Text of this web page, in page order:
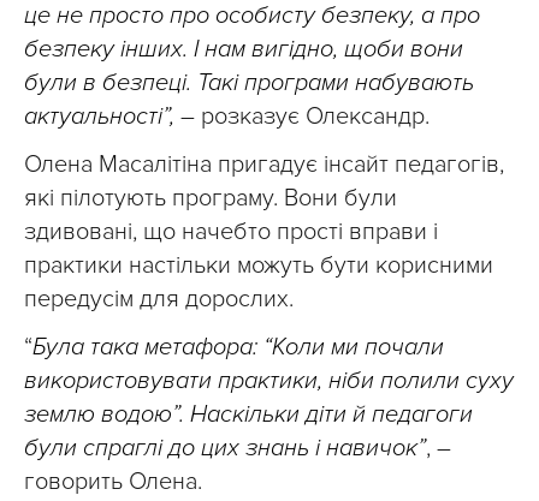
це не просто про особисту безпеку, а про
безпеку інших. І нам вигідно, щоби вони
були в безпеці. Такі програми набувають
актуальності”, – розказує Олександр.
Олена Масалітіна пригадує інсайт педагогів,
які пілотують програму. Вони були
здивовані, що начебто прості вправи і
практики настільки можуть бути корисними
передусім для дорослих.
“Була така метафора: “Коли ми почали
використовувати практики, ніби полили суху
землю водою”. Наскільки діти й педагоги
були спраглі до цих знань і навичок”, –
говорить Олена.